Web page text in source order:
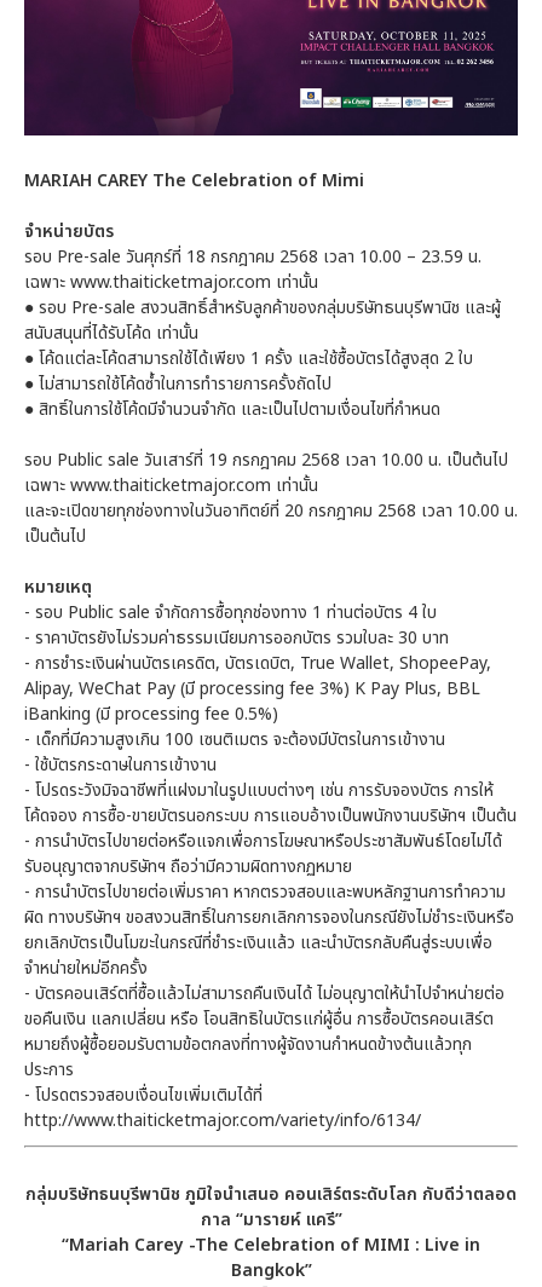
MARIAH CAREY The Celebration of Mimi
จำหน่ายบัตร
รอบ Pre-sale วันศุกร์ที่ 18 กรกฎาคม 2568 เวลา 10.00 – 23.59 น.
เฉพาะ www.thaiticketmajor.com เท่านั้น
● รอบ Pre-sale สงวนสิทธิ์สำหรับลูกค้าของกลุ่มบริษัทธนบุรีพานิช และผู้
สนับสนุนที่ได้รับโค้ด เท่านั้น
● โค้ดแต่ละโค้ดสามารถใช้ได้เพียง 1 ครั้ง และใช้ซื้อบัตรได้สูงสุด 2 ใบ
● ไม่สามารถใช้โค้ดซ้ำในการทำรายการครั้งถัดไป
● สิทธิ์ในการใช้โค้ดมีจำนวนจำกัด และเป็นไปตามเงื่อนไขที่กำหนด
รอบ Public sale วันเสาร์ที่ 19 กรกฎาคม 2568 เวลา 10.00 น. เป็นต้นไป
เฉพาะ www.thaiticketmajor.com เท่านั้น
และจะเปิดขายทุกช่องทางในวันอาทิตย์ที่ 20 กรกฎาคม 2568 เวลา 10.00 น.
เป็นต้นไป
หมายเหตุ
- รอบ Public sale จำกัดการซื้อทุกช่องทาง 1 ท่านต่อบัตร 4 ใบ
- ราคาบัตรยังไม่รวมค่าธรรมเนียมการออกบัตร รวมใบละ 30 บาท
- การชำระเงินผ่านบัตรเครดิต, บัตรเดบิต, True Wallet, ShopeePay,
Alipay, WeChat Pay (มี processing fee 3%) K Pay Plus, BBL
iBanking (มี processing fee 0.5%)
- เด็กที่มีความสูงเกิน 100 เซนติเมตร จะต้องมีบัตรในการเข้างาน
- ใช้บัตรกระดาษในการเข้างาน
- โปรดระวังมิจฉาชีพที่แฝงมาในรูปแบบต่างๆ เช่น การรับจองบัตร การให้
โค้ดจอง การซื้อ-ขายบัตรนอกระบบ การแอบอ้างเป็นพนักงานบริษัทฯ เป็นต้น
- การนำบัตรไปขายต่อหรือแจกเพื่อการโฆษณาหรือประชาสัมพันธ์โดยไม่ได้
รับอนุญาตจากบริษัทฯ ถือว่ามีความผิดทางกฏหมาย
- การนำบัตรไปขายต่อเพิ่มราคา หากตรวจสอบและพบหลักฐานการทำความ
ผิด ทางบริษัทฯ ขอสงวนสิทธิ์ในการยกเลิกการจองในกรณียังไม่ชำระเงินหรือ
ยกเลิกบัตรเป็นโมฆะในกรณีที่ชำระเงินแล้ว และนำบัตรกลับคืนสู่ระบบเพื่อ
จำหน่ายใหม่อีกครั้ง
- บัตรคอนเสิร์ตที่ซื้อแล้วไม่สามารถคืนเงินได้ ไม่อนุญาตให้นำไปจำหน่ายต่อ
ขอคืนเงิน แลกเปลี่ยน หรือ โอนสิทธิในบัตรแก่ผู้อื่น การซื้อบัตรคอนเสิร์ต
หมายถึงผู้ซื้อยอมรับตามข้อตกลงที่ทางผู้จัดงานกำหนดข้างต้นแล้วทุก
ประการ
- โปรดตรวจสอบเงื่อนไขเพิ่มเติมได้ที่
http://www.thaiticketmajor.com/variety/info/6134/
กลุ่มบริษัทธนบุรีพานิช ภูมิใจนำเสนอ คอนเสิร์ตระดับโลก กับดีว่าตลอด
กาล “มารายห์ แครี”
“Mariah Carey -The Celebration of MIMI : Live in
Bangkok”